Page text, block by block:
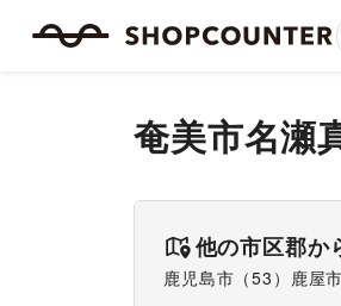
奄美市名瀬
他の市区郡か
鹿児島市 （53 ） 鹿屋市